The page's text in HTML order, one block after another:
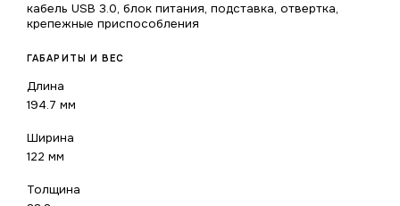
кабель USB 3.0, блок питания, подставка, отвертка,
крепежные приспособления
ГАБАРИТЫ И ВЕС
Длина
194.7 мм
Ширина
122 мм
Толщина